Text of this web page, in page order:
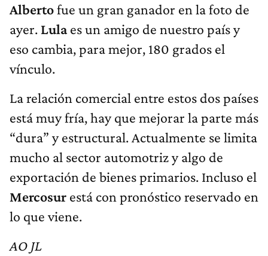
Albertofue un gran ganador en la foto de
ayer. Lulaes un amigo de nuestro país y
eso cambia, para mejor, 180 grados el
vínculo.
La relación comercial entre estos dos países
está muy fría, hay que mejorar la parte más
“dura” y estructural. Actualmente se limita
mucho al sector automotriz y algo de
exportación de bienes primarios. Incluso el
Mercosur está con pronóstico reservado en
lo que viene.
AO JL